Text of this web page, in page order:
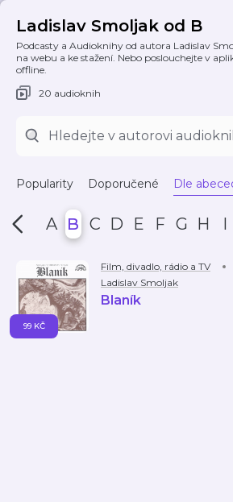
Ladislav Smoljak od B
Podcasty a Audioknihy od autora Ladislav
na webu a ke stažení. Nebo poslouchejte v
offline.
20 audioknih
Popularity Doporučené Dle
A B C D E F G H I
Film, divadlo, rádio a TV
Ladislav Smoljak
Blaník
99 KČ